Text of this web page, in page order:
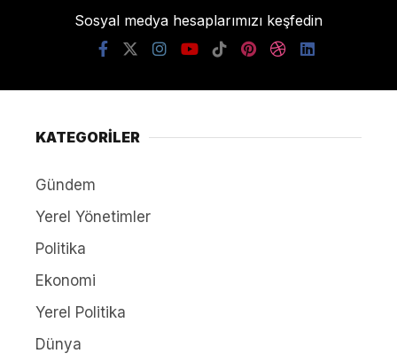
Sosyal medya hesaplarımızı keşfedin
KATEGORİLER
Gündem
Yerel Yönetimler
Politika
Ekonomi
Yerel Politika
Dünya